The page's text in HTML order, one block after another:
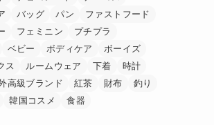
バッグ パン
ファストフード
フェミニン
プチプラ
ベビー ボディケア
ボーイズ
ス
ルームウェア 下着
時計
高級ブランド 紅茶 財布
釣り
韓国コスメ 食器